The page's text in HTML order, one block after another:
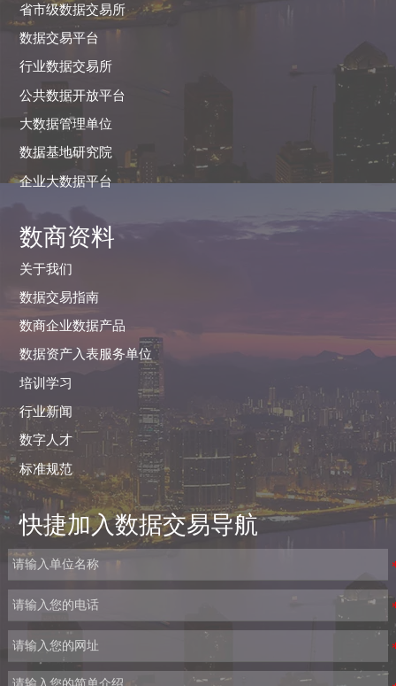
省市级数据交易所
数据交易平台
行业数据交易所
公共数据开放平台
大数据管理单位
数据基地研究院
企业大数据平台
数商资料
关于我们
数据交易指南
数商企业数据产品
数据资产入表服务单位
培训学习
行业新闻
数字人才
标准规范
快捷加入数据交易导航